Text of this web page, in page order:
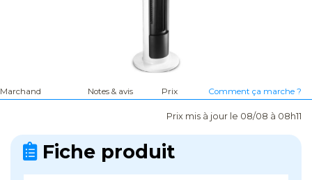
Marchand Notes & avis Prix Comment ça marche ?
Prix mis à jour le 08/08 à 08h11
Fiche produit